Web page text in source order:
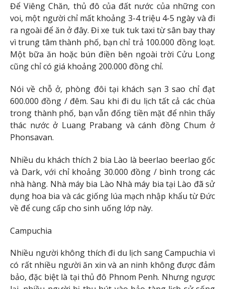
Để Viêng Chăn, thủ đô của đất nước của những con
voi, một người chỉ mất khoảng 3-4 triệu 4-5 ngày và đi
ra ngoài để ăn ở đây. Đi xe tuk tuk taxi từ sân bay thay
vì trung tâm thành phố, bạn chỉ trả 100.000 đồng loạt.
Một bữa ăn hoặc bún điền bên ngoài trời Cửu Long
cũng chỉ có giá khoảng 200.000 đồng chỉ.
Nói về chỗ ở, phòng đôi tại khách sạn 3 sao chỉ đạt
600.000 đồng / đêm. Sau khi đi du lịch tất cả các chùa
trong thành phố, bạn vẫn đống tiền mặt để nhìn thấy
thác nước ở Luang Prabang và cánh đồng Chum ở
Phonsavan.
Nhiều du khách thích 2 bia Lào là beerlao beerlao gốc
và Dark, với chỉ khoảng 30.000 đồng / bình trong các
nhà hàng. Nhà máy bia Lào Nhà máy bia tại Lào đã sử
dụng hoa bia và các giống lúa mạch nhập khẩu từ Đức
về để cung cấp cho sinh uống lớp này.
Campuchia
Nhiều người không thích đi du lịch sang Campuchia vì
có rất nhiều người ăn xin và an ninh không được đảm
bảo, đặc biệt là tại thủ đô Phnom Penh. Nhưng ngược